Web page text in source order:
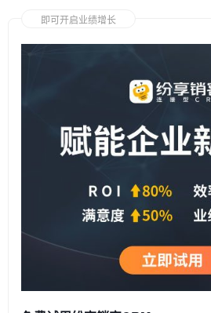
即可开启业绩增长